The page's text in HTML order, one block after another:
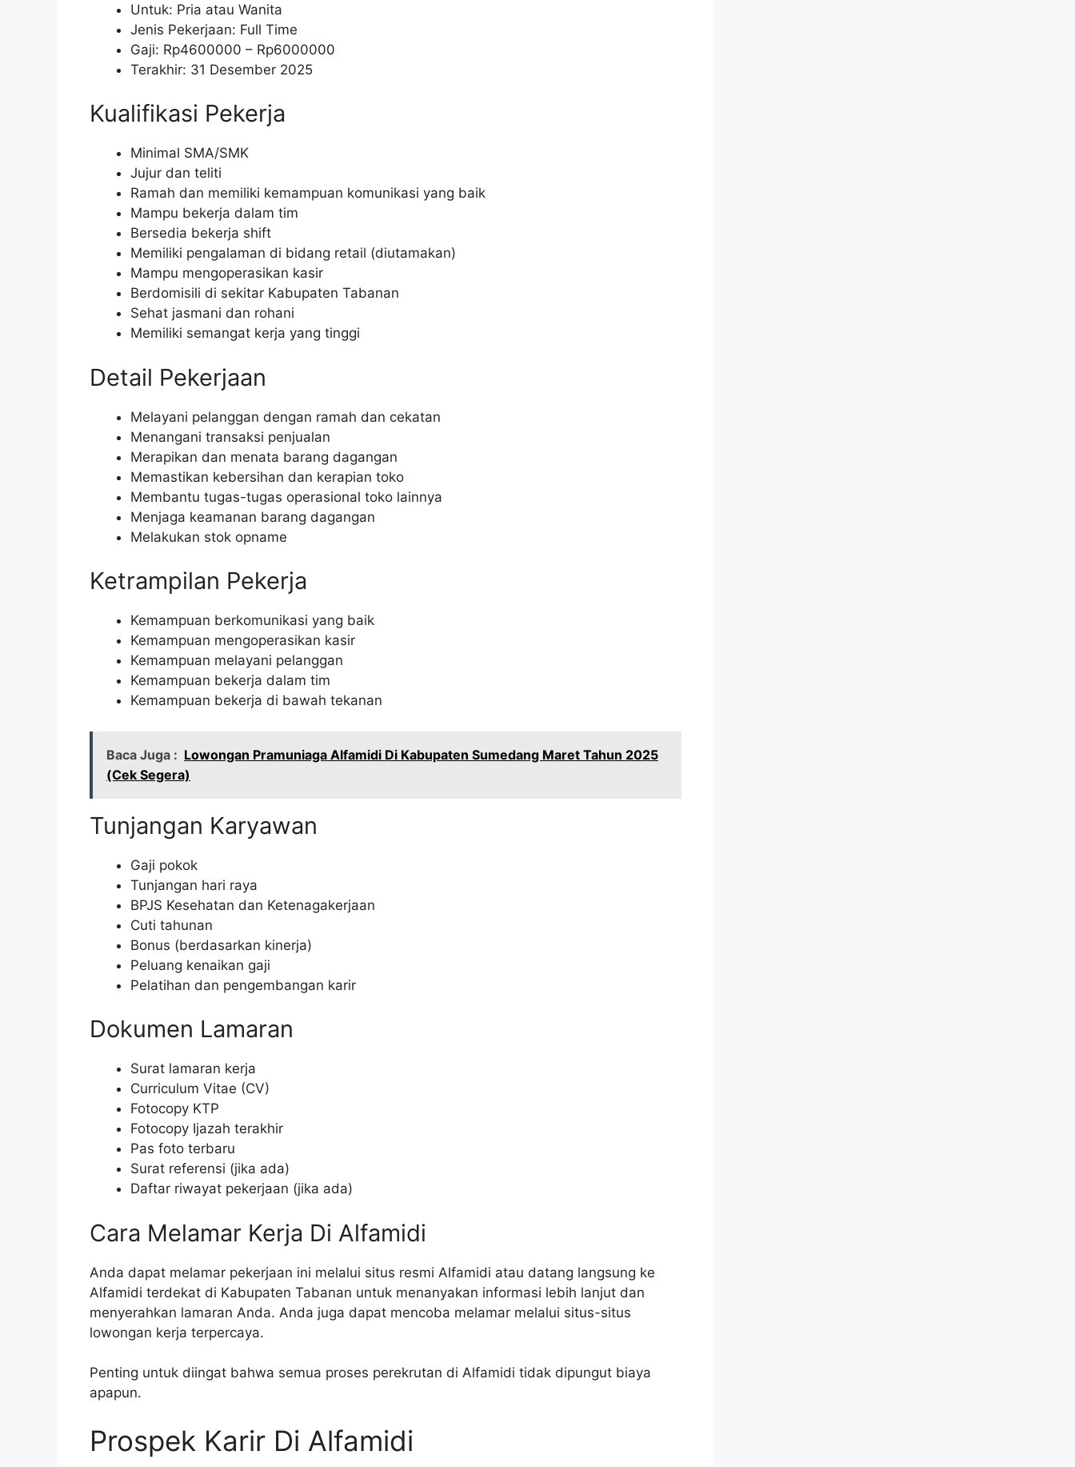
Untuk: Pria atau Wanita
Jenis Pekerjaan: Full Time
Gaji: Rp4600000 – Rp6000000
Terakhir: 31 Desember 2025
Kualifikasi Pekerja
Minimal SMA/SMK
Jujur dan teliti
Ramah dan memiliki kemampuan komunikasi yang baik
Mampu bekerja dalam tim
Bersedia bekerja shift
Memiliki pengalaman di bidang retail (diutamakan)
Mampu mengoperasikan kasir
Berdomisili di sekitar Kabupaten Tabanan
Sehat jasmani dan rohani
Memiliki semangat kerja yang tinggi
Detail Pekerjaan
Melayani pelanggan dengan ramah dan cekatan
Menangani transaksi penjualan
Merapikan dan menata barang dagangan
Memastikan kebersihan dan kerapian toko
Membantu tugas-tugas operasional toko lainnya
Menjaga keamanan barang dagangan
Melakukan stok opname
Ketrampilan Pekerja
Kemampuan berkomunikasi yang baik
Kemampuan mengoperasikan kasir
Kemampuan melayani pelanggan
Kemampuan bekerja dalam tim
Kemampuan bekerja di bawah tekanan
Baca Juga : Lowongan Pramuniaga Alfamidi Di Kabupaten Sumedang Maret Tahun 2025
(Cek Segera)
Tunjangan Karyawan
Gaji pokok
Tunjangan hari raya
BPJS Kesehatan dan Ketenagakerjaan
Cuti tahunan
Bonus (berdasarkan kinerja)
Peluang kenaikan gaji
Pelatihan dan pengembangan karir
Dokumen Lamaran
Surat lamaran kerja
Curriculum Vitae (CV)
Fotocopy KTP
Fotocopy Ijazah terakhir
Pas foto terbaru
Surat referensi (jika ada)
Daftar riwayat pekerjaan (jika ada)
Cara Melamar Kerja Di Alfamidi
Anda dapat melamar pekerjaan ini melalui situs resmi Alfamidi atau datang langsung ke
Alfamidi terdekat di Kabupaten Tabanan untuk menanyakan informasi lebih lanjut dan
menyerahkan lamaran Anda. Anda juga dapat mencoba melamar melalui situs-situs
lowongan kerja terpercaya.
Penting untuk diingat bahwa semua proses perekrutan di Alfamidi tidak dipungut biaya
apapun.
Prospek Karir Di Alfamidi